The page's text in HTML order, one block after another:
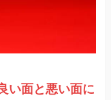
い面と悪い面に